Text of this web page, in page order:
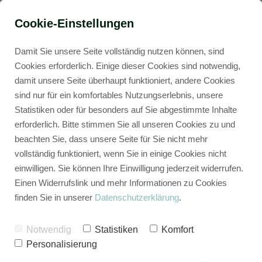
All Termine 2026
BUCKETRIDE Festival 2026
Winter Edition - Skibike Camp
Finale Ligure Community Camp
MTB Reise Toskana
Was sind Spotguides?
Alle Spotguides
Spotguides Gutschein verschenken
Spotguide Preview - Blick in den Guide
FREE - Bayerischer Wald sponsored by
Level Einteilung
Wer wir sind
Podcast
Packliste | Ausrüstungstipps
Gutschein kaufen
Die Level
Einordnung
Cookie-Einstellungen
Damit Sie unsere Seite vollständig nutzen können, sind
Cookies erforderlich. Einige dieser Cookies sind notwendig,
damit unsere Seite überhaupt funktioniert, andere Cookies
sind nur für ein komfortables Nutzungserlebnis, unsere
Statistiken oder für besonders auf Sie abgestimmte Inhalte
erforderlich. Bitte stimmen Sie all unseren Cookies zu und
beachten Sie, dass unsere Seite für Sie nicht mehr
vollständig funktioniert, wenn Sie in einige Cookies nicht
einwilligen. Sie können Ihre Einwilligung jederzeit widerrufen.
Einen Widerrufslink und mehr Informationen zu Cookies
finden Sie in unserer Datenschutzerklärung.
Notwendig Statistiken
Komfort
Personalisierung